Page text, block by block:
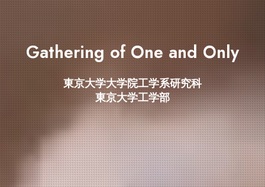
Gathering of One and Only
東京大学大学院工学系研究科
東京大学工学部